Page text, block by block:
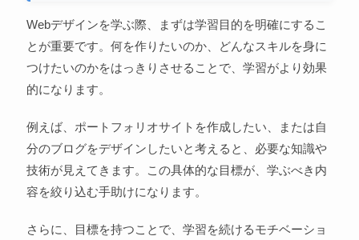
Webデザインを学ぶ際、まずは学習目的を明確にするこ
とが重要です。何を作りたいのか、どんなスキルを身に
つけたいのかをはっきりさせることで、学習がより効果
的になります。
例えば、ポートフォリオサイトを作成したい、または自
分のブログをデザインしたいと考えると、必要な知識や
技術が見えてきます。この具体的な目標が、学ぶべき内
容を絞り込む手助けになります。
さらに、目標を持つことで、学習を続けるモチベーショ